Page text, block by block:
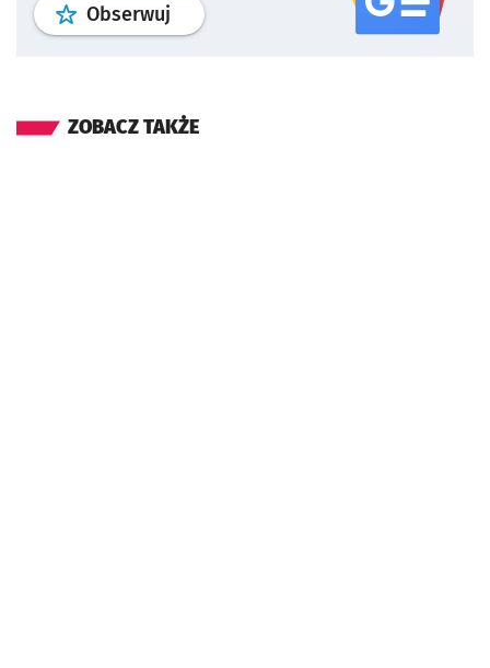
Obserwuj profil serwisu
ZOBACZ TAKŻE